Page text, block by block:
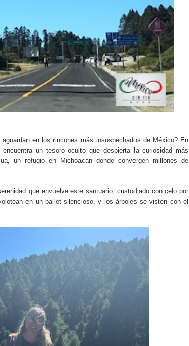
en los rincones más insospechados de México? En
un tesoro oculto que despierta la curiosidad más
un refugio en Michoacán donde convergen millones de
que envuelve este santuario, custodiado con celo por
en un ballet silencioso, y los árboles se visten con el